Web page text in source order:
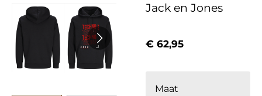
Jack en Jones
€ 62,95
Maat